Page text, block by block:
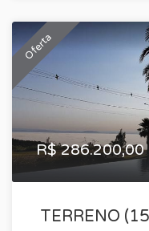
Oferta
R$ 286.200,00
TERRENO